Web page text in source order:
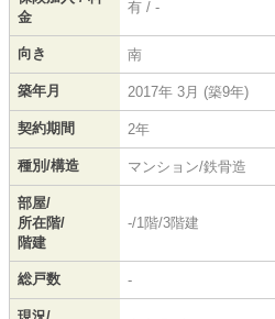
金
有 / -
向き 南
築年月 2017年 3月 (築9年)
契約期間 2年
種別/構造 マンション/鉄骨造
部屋/
所在階/
階建
-/1階/3階建
総戸数 -